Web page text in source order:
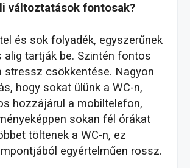
változtatások fontosak?
és sok folyadék, egyszerűnek
alig tartják be. Szintén fontos
stressz csökkentése. Nagyon
hogy sokat ülünk a WC-n,
hozzájárul a mobiltelefon,
sokan fél órákat
töltenek a WC-n, ez
egyértelműen rossz.